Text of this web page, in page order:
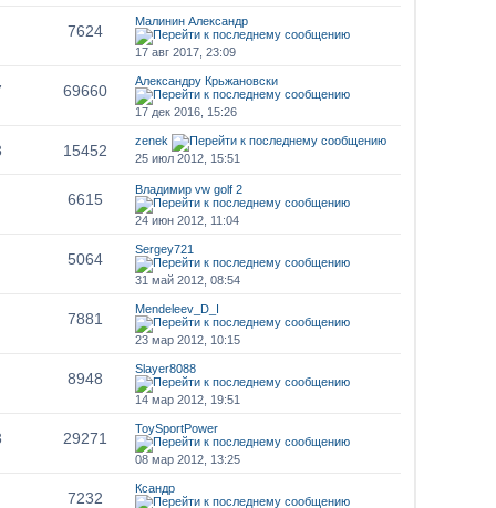
7624
Малинин Александр
17 авг 2017, 23:09
69660
Александру Крьжановски
17 дек 2016, 15:26
15452
zenek
25 июл 2012, 15:51
6615
Владимир vw golf 2
24 июн 2012, 11:04
5064
Sergey721
31 май 2012, 08:54
7881
Mendeleev_D_I
23 мар 2012, 10:15
8948
Slayer8088
14 мар 2012, 19:51
29271
ToySportPower
08 мар 2012, 13:25
7232
Ксандр